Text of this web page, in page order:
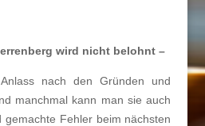
wird nicht belohnt –
nach den Gründen und
manchmal kann man sie auch
gemachte Fehler beim nächsten